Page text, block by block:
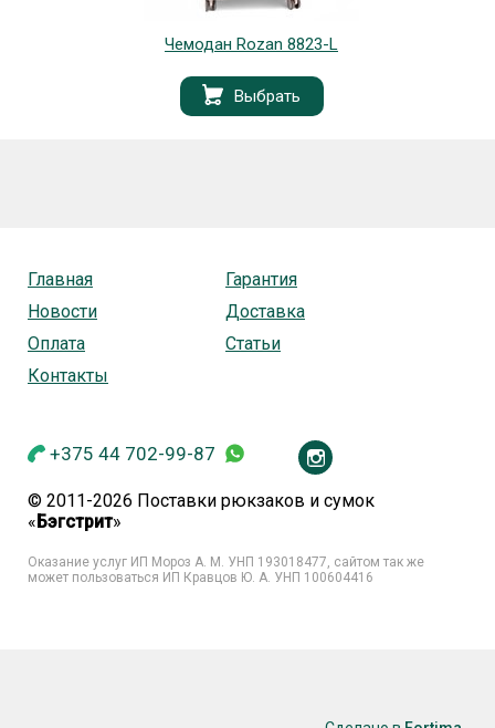
Чемодан Rozan 8823-L
Выбрать
+375 44 702-99-87
Главная
Гарантия
Новости
Доставка
Оплата
Статьи
Контакты
© 2011-2026 Поставки рюкзаков и сумок
« Бэгстрит»
Оказание услуг ИП Мороз А. М. УНП 193018477, сайтом так же
может пользоваться ИП Кравцов Ю. А. УНП 100604416